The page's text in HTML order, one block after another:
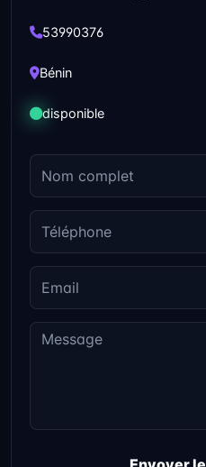
53990376
Bénin
disponible